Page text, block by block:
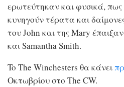
ερωτεύτηκαν και φυσικά,
κυνηγούν τέρατα και
του John και της Mary έπαιξαν
και Samantha Smith.
To The Winchesters θα κάνει
Οκτωβρίου στο The CW.